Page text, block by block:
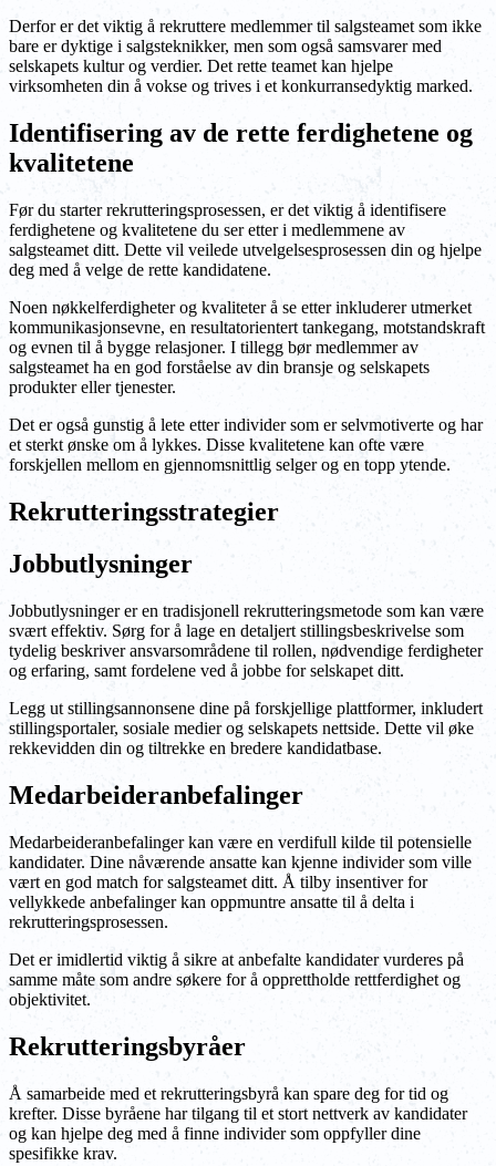
Derfor er det viktig å rekruttere medlemmer til salgsteamet som ikke
bare er dyktige i salgsteknikker, men som også samsvarer med
selskapets kultur og verdier. Det rette teamet kan hjelpe
virksomheten din å vokse og trives i et konkurransedyktig marked.
Identifisering av de rette ferdighetene og
kvalitetene
Før du starter rekrutteringsprosessen, er det viktig å identifisere
ferdighetene og kvalitetene du ser etter i medlemmene av
salgsteamet ditt. Dette vil veilede utvelgelsesprosessen din og hjelpe
deg med å velge de rette kandidatene.
Noen nøkkelferdigheter og kvaliteter å se etter inkluderer utmerket
kommunikasjonsevne, en resultatorientert tankegang, motstandskraft
og evnen til å bygge relasjoner. I tillegg bør medlemmer av
salgsteamet ha en god forståelse av din bransje og selskapets
produkter eller tjenester.
Det er også gunstig å lete etter individer som er selvmotiverte og har
et sterkt ønske om å lykkes. Disse kvalitetene kan ofte være
forskjellen mellom en gjennomsnittlig selger og en topp ytende.
Rekrutteringsstrategier
Jobbutlysninger
Jobbutlysninger er en tradisjonell rekrutteringsmetode som kan være
svært effektiv. Sørg for å lage en detaljert stillingsbeskrivelse som
tydelig beskriver ansvarsområdene til rollen, nødvendige ferdigheter
og erfaring, samt fordelene ved å jobbe for selskapet ditt.
Legg ut stillingsannonsene dine på forskjellige plattformer, inkludert
stillingsportaler, sosiale medier og selskapets nettside. Dette vil øke
rekkevidden din og tiltrekke en bredere kandidatbase.
Medarbeideranbefalinger
Medarbeideranbefalinger kan være en verdifull kilde til potensielle
kandidater. Dine nåværende ansatte kan kjenne individer som ville
vært en god match for salgsteamet ditt. Å tilby insentiver for
vellykkede anbefalinger kan oppmuntre ansatte til å delta i
rekrutteringsprosessen.
Det er imidlertid viktig å sikre at anbefalte kandidater vurderes på
samme måte som andre søkere for å opprettholde rettferdighet og
objektivitet.
Rekrutteringsbyråer
Å samarbeide med et rekrutteringsbyrå kan spare deg for tid og
krefter. Disse byråene har tilgang til et stort nettverk av kandidater
og kan hjelpe deg med å finne individer som oppfyller dine
spesifikke krav.